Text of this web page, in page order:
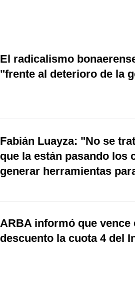
El radicalismo
"frente al deterioro de la
Fabián Luayza: "No se
que la están pasando los
generar herramientas
ARBA informó que vence
descuento la cuota 4 del